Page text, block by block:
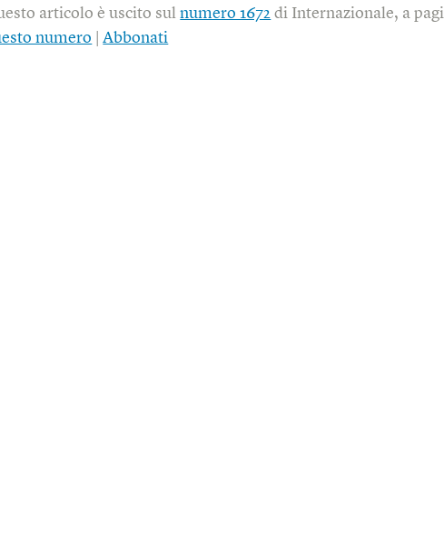
articolo è uscito sulnumero 1672 di Internazionale, a
numero |Abbonati